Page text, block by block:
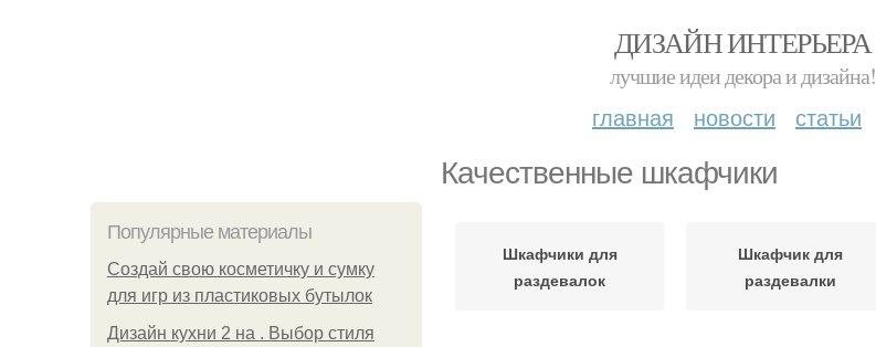
ДИЗАЙН ИНТЕРЬЕРА
лучшие идеи декора и дизайна!
главная новости статьи
Качественные шкафчики
Популярные материалы
Создай свою косметичку и сумку
для игр из пластиковых бутылок
Дизайн кухни 2 на . Выбор стиля
Шкафчики для
раздевалок
Шкафчик для
раздевалки